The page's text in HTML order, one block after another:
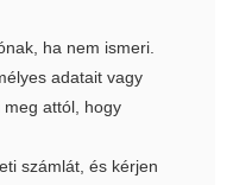
ha nem ismeri.
adatait vagy
attól, hogy
számlát, és kérjen